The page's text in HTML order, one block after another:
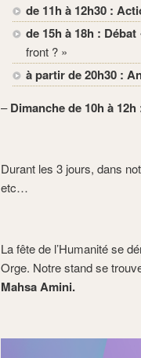
de 11h à 12h30 :
de 15h à 18h : Débat
front ? »
à partir de 20h30 :
–Dimanche de 10h à
Durant les 3 jours, dans
etc…
La fête de l’Humanité se
Orge. Notre stand se
MahsaAmini.